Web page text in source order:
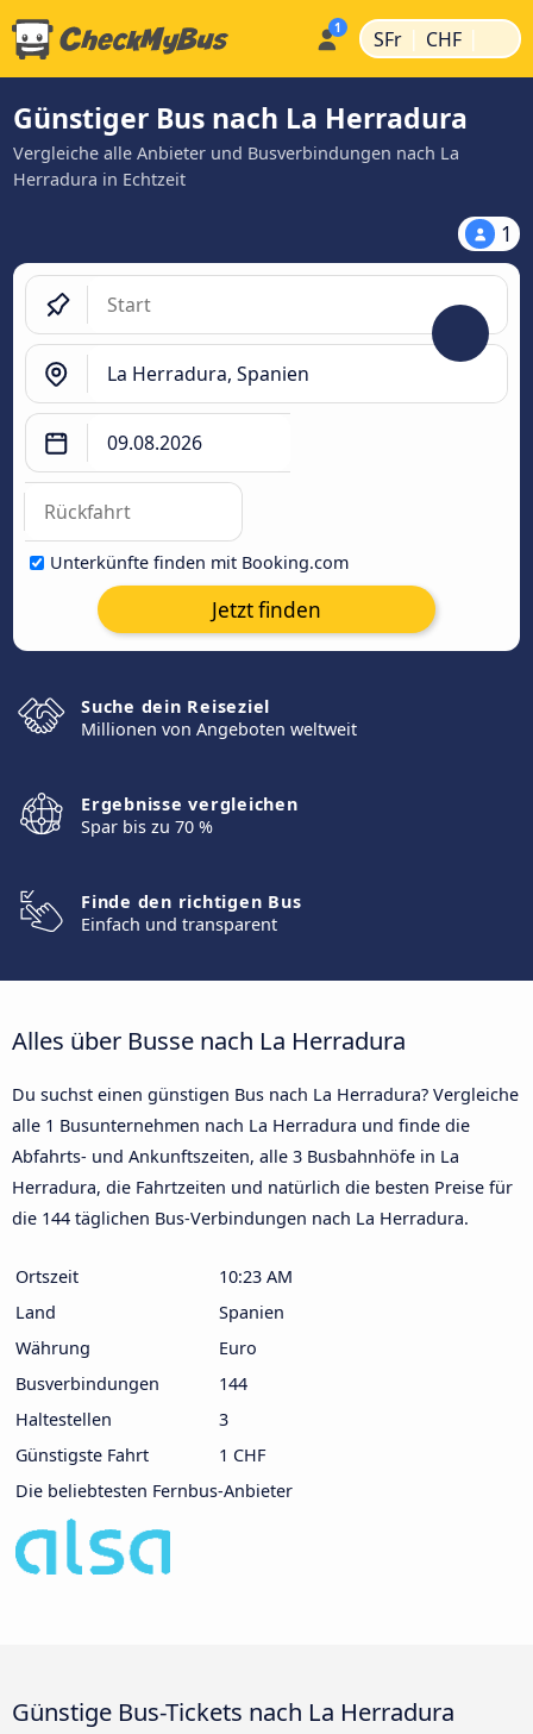
SFr | CHF |
Günstiger Bus nach La Herradura
Vergleiche alle Anbieter und Busverbindungen nach La
Herradura in Echtzeit
1
Unterkünfte finden mit Booking.com
Jetzt finden
Suche dein Reiseziel
Millionen von Angeboten weltweit
Ergebnisse vergleichen
Spar bis zu 70 %
Finde den richtigen Bus
Einfach und transparent
Alles über Busse nach La Herradura
Du suchst einen günstigen Bus nach La Herradura? Vergleiche
alle 1 Busunternehmen nach La Herradura und finde die
Abfahrts- und Ankunftszeiten, alle 3 Busbahnhöfe in La
Herradura, die Fahrtzeiten und natürlich die besten Preise für
die 144 täglichen Bus-Verbindungen nach La Herradura.
Ortszeit
10:23 AM
Land
Spanien
Währung
Euro
Busverbindungen
144
Haltestellen
3
Günstigste Fahrt
1 CHF
Die beliebtesten Fernbus-Anbieter
Günstige Bus-Tickets nach La Herradura